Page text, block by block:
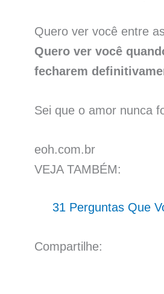
Quero ver você entre
Quero ver você
fecharem
Sei que o amor nunca
eoh.com.br
VEJA TAMBÉM:
31 Perguntas Que
Compartilhe: